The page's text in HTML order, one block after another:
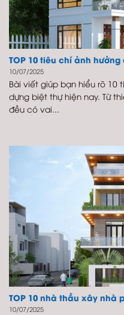
TOP 10 tiêu chí ảnh
10/07/2025
Bài viết giúp bạn hiểu rõ 10
dựng biệt thự hiện nay. Từ
đều có vai...
TOP 10 nhà thầu xây nhà
10/07/2025